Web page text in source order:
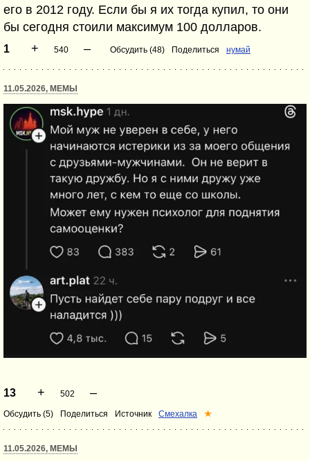
его в 2012 году. Если бы я их тогда купил, то они
бы сегодня стоили максимум 100 долларов.
1 + 540 – Обсудить (48) Поделиться нумай
11.05.2026, МЕМЫ
13 + 502 –
Обсудить (5) Поделиться Источник Смехалка ★
11.05.2026, МЕМЫ